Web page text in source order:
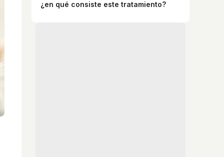
¿en qué consiste este tratamiento?